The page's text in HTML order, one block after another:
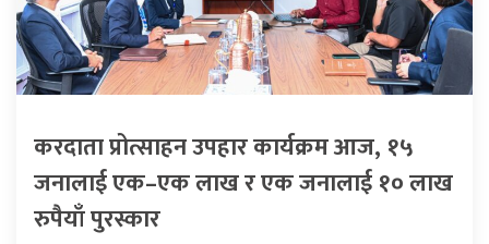
करदाता प्रोत्साहन उपहार कार्यक्रम आज, १५
जनालाई एक–एक लाख र एक जनालाई १० लाख
रुपैयाँ पुरस्कार